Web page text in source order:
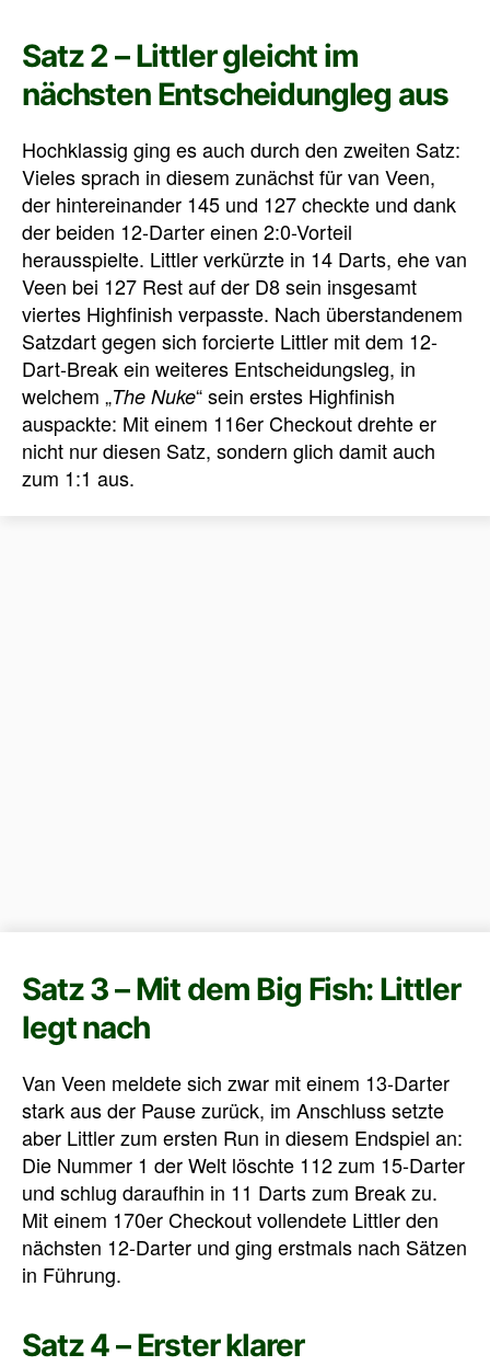
Satz 2 – Littler gleicht im
nächsten Entscheidungleg aus
Hochklassig ging es auch durch den zweiten Satz:
Vieles sprach in diesem zunächst für van Veen,
der hintereinander 145 und 127 checkte und dank
der beiden 12-Darter einen 2:0-Vorteil
herausspielte. Littler verkürzte in 14 Darts, ehe van
Veen bei 127 Rest auf der D8 sein insgesamt
viertes Highfinish verpasste. Nach überstandenem
Satzdart gegen sich forcierte Littler mit dem 12-
Dart-Break ein weiteres Entscheidungsleg, in
welchem „The Nuke“ sein erstes Highfinish
auspackte: Mit einem 116er Checkout drehte er
nicht nur diesen Satz, sondern glich damit auch
zum 1:1 aus.
Satz 3 – Mit dem Big Fish: Littler
legt nach
Van Veen meldete sich zwar mit einem 13-Darter
stark aus der Pause zurück, im Anschluss setzte
aber Littler zum ersten Run in diesem Endspiel an:
Die Nummer 1 der Welt löschte 112 zum 15-Darter
und schlug daraufhin in 11 Darts zum Break zu.
Mit einem 170er Checkout vollendete Littler den
nächsten 12-Darter und ging erstmals nach Sätzen
in Führung.
Satz 4 – Erster klarer